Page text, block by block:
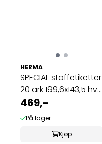
HERMA
SPECIAL stoffetiketter
20 ark 199,6x143,5 hvit
...
469,-
På lager
Kjøp